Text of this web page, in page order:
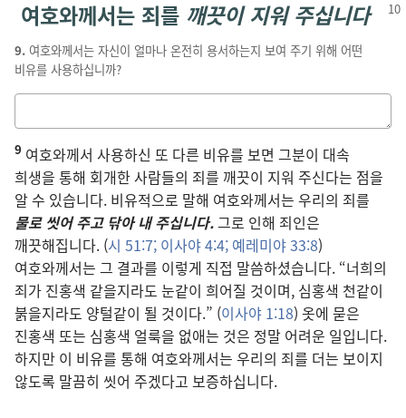
여호와께서는 죄를 깨끗이 지워 주십니다
9. 여호와께서는 자신이 얼마나 온전히 용서하는지 보여 주기 위해 어떤
비유를 사용하십니까?
적는
칸
9 여호와께서 사용하신 또 다른 비유를 보면 그분이 대속
희생을 통해 회개한 사람들의 죄를 깨끗이 지워 주신다는 점을
알 수 있습니다. 비유적으로 말해 여호와께서는 우리의 죄를
물로 씻어 주고 닦아 내 주십니다.그로 인해 죄인은
깨끗해집니다. (시 51:7; 이사야 4:4; 예레미야 33:8)
여호와께서는 그 결과를 이렇게 직접 말씀하셨습니다. “너희의
죄가 진홍색 같을지라도 눈같이 희어질 것이며, 심홍색 천같이
붉을지라도 양털같이 될 것이다.” (이사야 1:18) 옷에 묻은
진홍색 또는 심홍색 얼룩을 없애는 것은 정말 어려운 일입니다.
하지만 이 비유를 통해 여호와께서는 우리의 죄를 더는 보이지
않도록 말끔히 씻어 주겠다고 보증하십니다.